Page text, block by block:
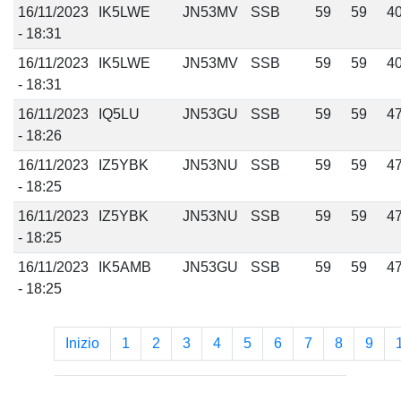
16/11/2023
- 18:31
IK5LWE JN53MV SSB 59 59
16/11/2023
- 18:31
IK5LWE JN53MV SSB 59 59
16/11/2023
- 18:26
IQ5LU JN53GU SSB 59 59
16/11/2023
- 18:25
IZ5YBK JN53NU SSB 59 59
16/11/2023
- 18:25
IZ5YBK JN53NU SSB 59 59
16/11/2023
- 18:25
IK5AMB JN53GU SSB 59 59
Inizio 1 2 3 4 5 6 7 8 9